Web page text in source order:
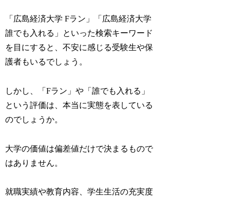
「広島経済大学 Fラン」「広島経済大学
誰でも入れる」といった検索キーワード
を目にすると、不安に感じる受験生や保
護者もいるでしょう。
しかし、「Fラン」や「誰でも入れる」
という評価は、本当に実態を表している
のでしょうか。
大学の価値は偏差値だけで決まるもので
はありません。
就職実績や教育内容、学生生活の充実度